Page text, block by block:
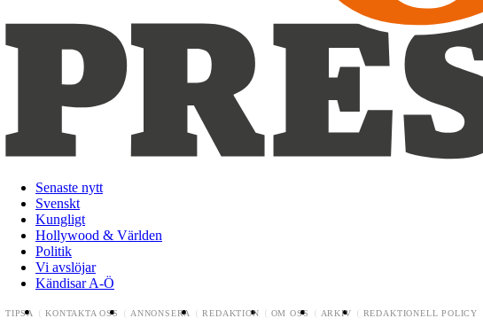
Senaste nytt
Svenskt
Kungligt
Hollywood & Världen
Politik
Vi avslöjar
Kändisar A-Ö
TIPSA KONTAKTA OSS ANNONSERA REDAKTION OM OSS ARKIV REDAKTIONELL POLICY